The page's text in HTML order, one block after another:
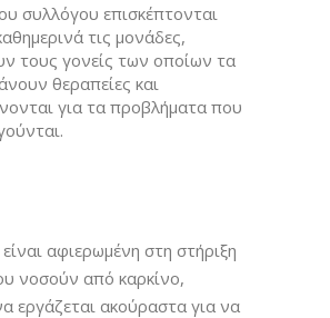
συλλόγου επισκέπτονται
τις μονάδες,
τους γονείς των οποίων τα
θεραπείες και
για τα προβλήματα που
αφιερωμένη στη στήριξη
νοσούν από καρκίνο,
εργάζεται ακούραστα για να